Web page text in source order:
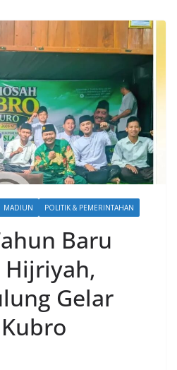
MADIUN POLITIK & PEMERINTAHAN
Baru
Hijriyah,
Gelar